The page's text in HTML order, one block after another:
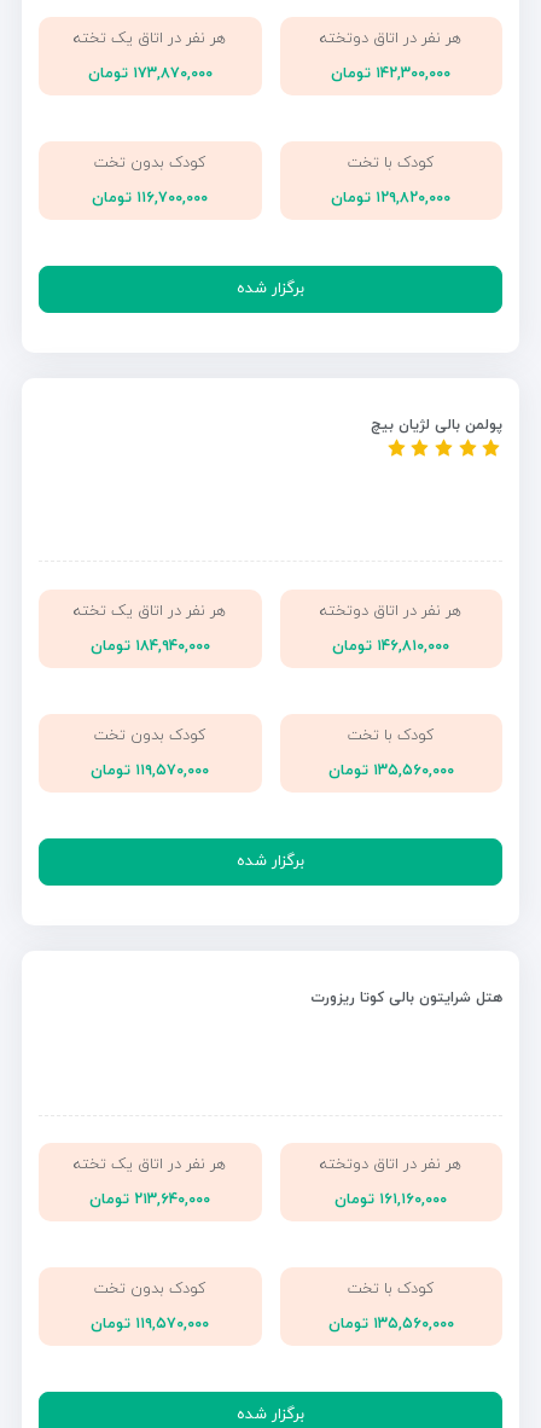
هر نفر در اتاق دوتخته
۱۴۲,۳۰۰,۰۰۰ تومان
هر نفر در اتاق یک تخته
۱۷۳,۸۷۰,۰۰۰ تومان
کودک با تخت
۱۲۹,۸۲۰,۰۰۰ تومان
کودک بدون تخت
۱۱۶,۷۰۰,۰۰۰ تومان
برگزار شده
پولمن بالی لژیان بیچ
هر نفر در اتاق دوتخته
۱۴۶,۸۱۰,۰۰۰ تومان
هر نفر در اتاق یک تخته
۱۸۴,۹۴۰,۰۰۰ تومان
کودک با تخت
۱۳۵,۵۶۰,۰۰۰ تومان
کودک بدون تخت
۱۱۹,۵۷۰,۰۰۰ تومان
برگزار شده
هتل شرایتون بالی کوتا ریزورت
هر نفر در اتاق دوتخته
۱۶۱,۱۶۰,۰۰۰ تومان
هر نفر در اتاق یک تخته
۲۱۳,۶۴۰,۰۰۰ تومان
کودک با تخت
۱۳۵,۵۶۰,۰۰۰ تومان
کودک بدون تخت
۱۱۹,۵۷۰,۰۰۰ تومان
برگزار شده